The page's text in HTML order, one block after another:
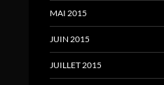
MAI 2015
JUIN 2015
JUILLET 2015